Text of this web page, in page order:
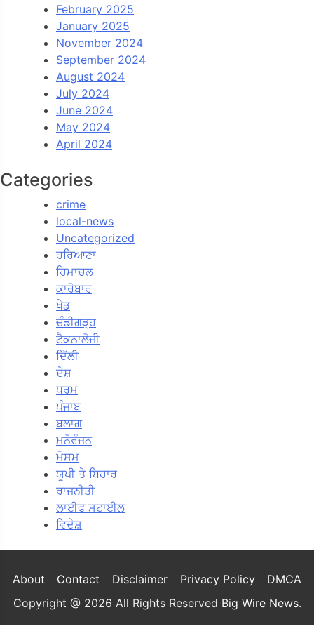
February 2025
January 2025
November 2024
September 2024
August 2024
July 2024
June 2024
May 2024
April 2024
Categories
crime
local-news
Uncategorized
ਹਰਿਆਣਾ
ਹਿਮਾਚਲ
ਕਾਰੋਬਾਰ
ਖੇਡ
ਚੰਡੀਗੜ੍ਹ
ਟੈਕਨਾਲੋਜੀ
ਦਿੱਲੀ
ਦੇਸ਼
ਧਰਮ
ਪੰਜਾਬ
ਬਲਾਗ
ਮਨੋਰੰਜਨ
ਮੌਸਮ
ਯੂਪੀ ਤੇ ਬਿਹਾਰ
ਰਾਜਨੀਤੀ
ਲਾਈਫ ਸਟਾਈਲ
ਵਿਦੇਸ਼
About Contact Disclaimer Privacy Policy
DMCA
Copyright @ 2026 All Rights Reserved Big Wire News.